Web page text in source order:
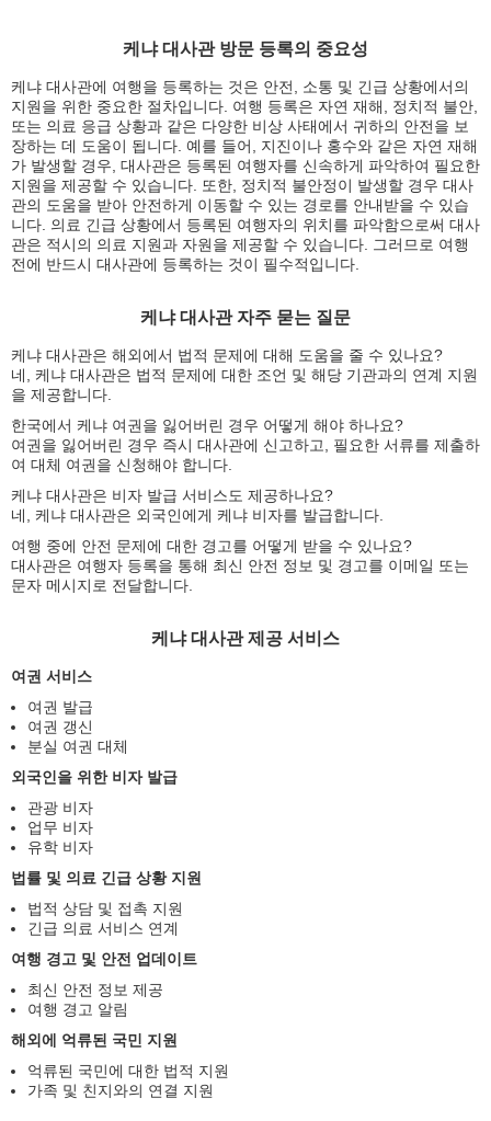
케냐 대사관 방문 등록의 중요성
케냐 대사관에 여행을 등록하는 것은 안전, 소통 및 긴급 상황에서의
지원을 위한 중요한 절차입니다. 여행 등록은 자연 재해, 정치적 불안,
또는 의료 응급 상황과 같은 다양한 비상 사태에서 귀하의 안전을 보
장하는 데 도움이 됩니다. 예를 들어, 지진이나 홍수와 같은 자연 재해
가 발생할 경우, 대사관은 등록된 여행자를 신속하게 파악하여 필요한
지원을 제공할 수 있습니다. 또한, 정치적 불안정이 발생할 경우 대사
관의 도움을 받아 안전하게 이동할 수 있는 경로를 안내받을 수 있습
니다. 의료 긴급 상황에서 등록된 여행자의 위치를 파악함으로써 대사
관은 적시의 의료 지원과 자원을 제공할 수 있습니다. 그러므로 여행
전에 반드시 대사관에 등록하는 것이 필수적입니다.
케냐 대사관 자주 묻는 질문
케냐 대사관은 해외에서 법적 문제에 대해 도움을 줄 수 있나요?
네, 케냐 대사관은 법적 문제에 대한 조언 및 해당 기관과의 연계 지원
을 제공합니다.
한국에서 케냐 여권을 잃어버린 경우 어떻게 해야 하나요?
여권을 잃어버린 경우 즉시 대사관에 신고하고, 필요한 서류를 제출하
여 대체 여권을 신청해야 합니다.
케냐 대사관은 비자 발급 서비스도 제공하나요?
네, 케냐 대사관은 외국인에게 케냐 비자를 발급합니다.
여행 중에 안전 문제에 대한 경고를 어떻게 받을 수 있나요?
대사관은 여행자 등록을 통해 최신 안전 정보 및 경고를 이메일 또는
문자 메시지로 전달합니다.
케냐 대사관 제공 서비스
여권 서비스
여권 발급
여권 갱신
분실 여권 대체
외국인을 위한 비자 발급
관광 비자
업무 비자
유학 비자
법률 및 의료 긴급 상황 지원
법적 상담 및 접촉 지원
긴급 의료 서비스 연계
여행 경고 및 안전 업데이트
최신 안전 정보 제공
여행 경고 알림
해외에 억류된 국민 지원
억류된 국민에 대한 법적 지원
가족 및 친지와의 연결 지원